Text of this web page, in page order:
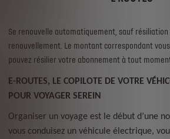
Se renouvelle automatiquement, sauf
renouvellement. Le montant correspondant
pouvez résilier votre abonnement à tout
E-ROUTES, LE COPILOTE DE VOTRE
POUR VOYAGER SEREIN
Organiser un voyage est le début d’une
vous conduisez un véhicule électrique,